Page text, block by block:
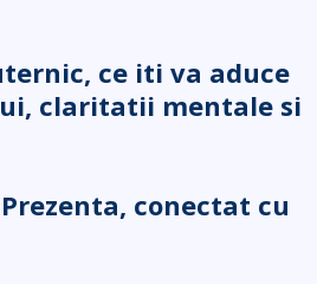
ce iti va aduce
claritatii mentale si
conectat cu